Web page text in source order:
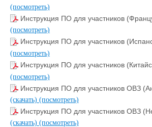
(посмотреть)
Инструкция ПО для участников
(посмотреть)
Инструкция ПО для участников
(посмотреть)
Инструкция ПО для участников
(посмотреть)
Инструкция ПО для участников ОВЗ
(скачать) (посмотреть)
Инструкция ПО для участников ОВЗ
(скачать) (посмотреть)